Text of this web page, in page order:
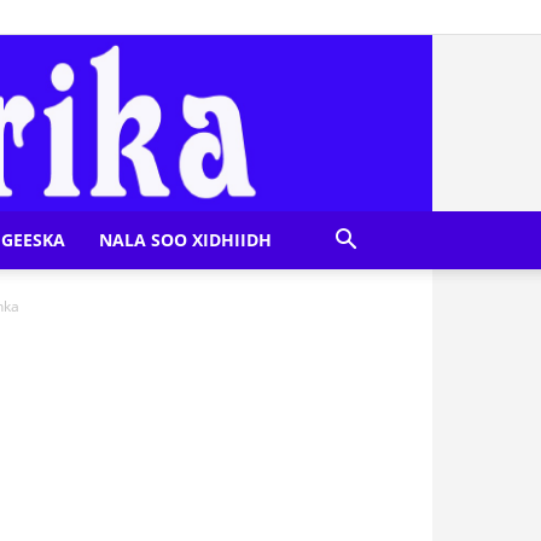
NALA SOO XIDHIIDH